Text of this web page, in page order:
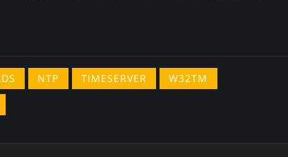
NTP TIMESERVER
W32TM